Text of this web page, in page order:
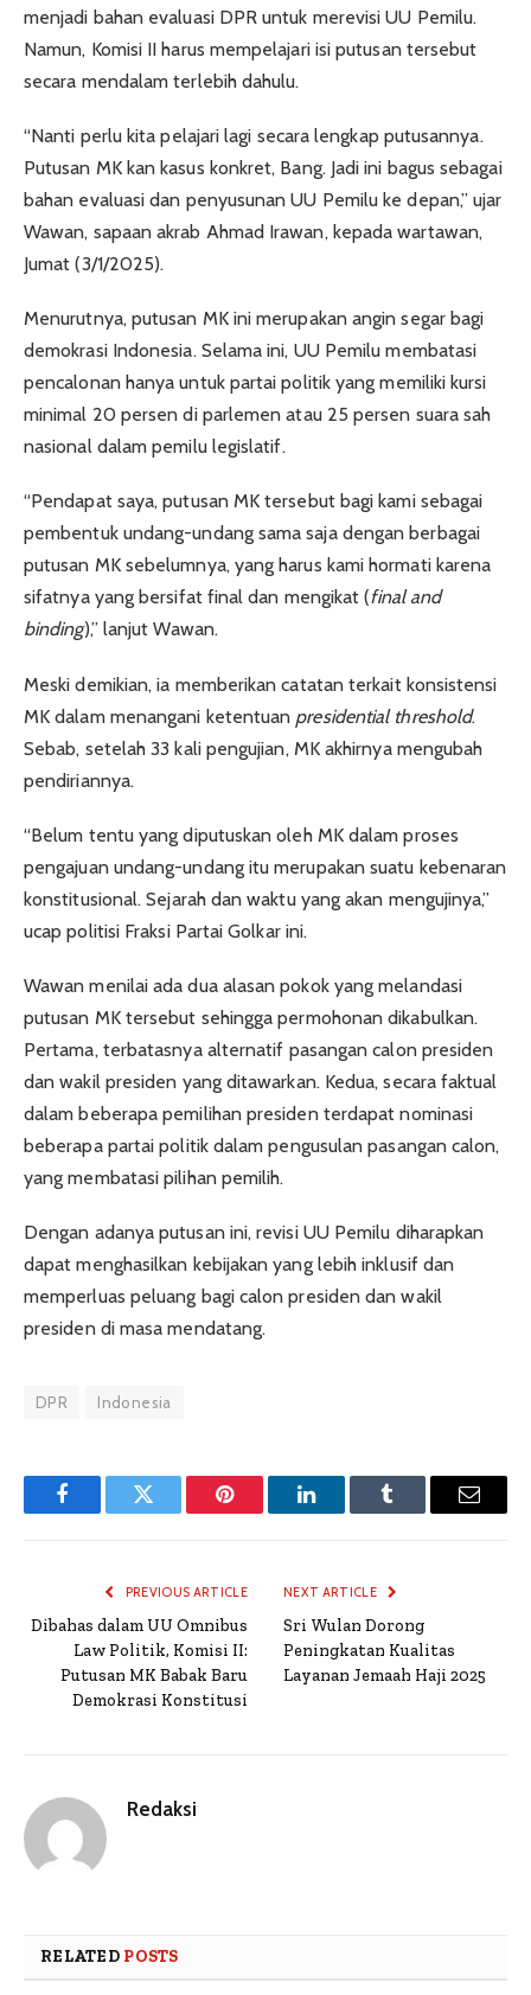
menjadi bahan evaluasi DPR untuk merevisi UU Pemilu.
Namun, Komisi II harus mempelajari isi putusan tersebut
secara mendalam terlebih dahulu.
“Nanti perlu kita pelajari lagi secara lengkap putusannya.
Putusan MK kan kasus konkret, Bang. Jadi ini bagus sebagai
bahan evaluasi dan penyusunan UU Pemilu ke depan,” ujar
Wawan, sapaan akrab Ahmad Irawan, kepada wartawan,
Jumat (3/1/2025).
Menurutnya, putusan MK ini merupakan angin segar bagi
demokrasi Indonesia. Selama ini, UU Pemilu membatasi
pencalonan hanya untuk partai politik yang memiliki kursi
minimal 20 persen di parlemen atau 25 persen suara sah
nasional dalam pemilu legislatif.
“Pendapat saya, putusan MK tersebut bagi kami sebagai
pembentuk undang-undang sama saja dengan berbagai
putusan MK sebelumnya, yang harus kami hormati karena
sifatnya yang bersifat final dan mengikat (final and
binding),” lanjut Wawan.
Meski demikian, ia memberikan catatan terkait konsistensi
MK dalam menangani ketentuan presidential threshold.
Sebab, setelah 33 kali pengujian, MK akhirnya mengubah
pendiriannya.
“Belum tentu yang diputuskan oleh MK dalam proses
pengajuan undang-undang itu merupakan suatu kebenaran
konstitusional. Sejarah dan waktu yang akan mengujinya,”
ucap politisi Fraksi Partai Golkar ini.
Wawan menilai ada dua alasan pokok yang melandasi
putusan MK tersebut sehingga permohonan dikabulkan.
Pertama, terbatasnya alternatif pasangan calon presiden
dan wakil presiden yang ditawarkan. Kedua, secara faktual
dalam beberapa pemilihan presiden terdapat nominasi
beberapa partai politik dalam pengusulan pasangan calon,
yang membatasi pilihan pemilih.
Dengan adanya putusan ini, revisi UU Pemilu diharapkan
dapat menghasilkan kebijakan yang lebih inklusif dan
memperluas peluang bagi calon presiden dan wakil
presiden di masa mendatang.
DPR Indonesia
FacebookTwitter Pinterest LinkedInTumblr Email
PREVIOUS ARTICLE
Dibahas dalam UU Omnibus
Law Politik, Komisi II:
Putusan MK Babak Baru
Demokrasi Konstitusi
NEXT ARTICLE
Sri Wulan Dorong
Peningkatan Kualitas
Layanan Jemaah Haji 2025
Redaksi
RELATED POSTS